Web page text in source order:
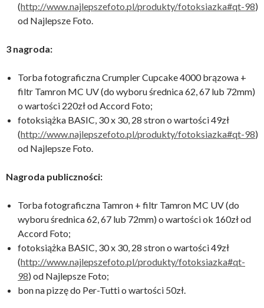
(http://www.najlepszefoto.pl/produkty/fotoksiazka#qt-98)
od Najlepsze Foto.
3 nagroda:
Torba fotograficzna Crumpler Cupcake 4000 brązowa +
filtr Tamron MC UV (do wyboru średnica 62, 67 lub 72mm)
o wartości 220zł od Accord Foto;
fotoksiążka BASIC, 30 x 30, 28 stron o wartości 49zł
(http://www.najlepszefoto.pl/produkty/fotoksiazka#qt-98)
od Najlepsze Foto.
Nagroda publiczności:
Torba fotograficzna Tamron + filtr Tamron MC UV (do
wyboru średnica 62, 67 lub 72mm) o wartości ok 160zł od
Accord Foto;
fotoksiążka BASIC, 30 x 30, 28 stron o wartości 49zł
(http://www.najlepszefoto.pl/produkty/fotoksiazka#qt-
98) od Najlepsze Foto;
bon na pizzę do Per-Tutti o wartości 50zł.